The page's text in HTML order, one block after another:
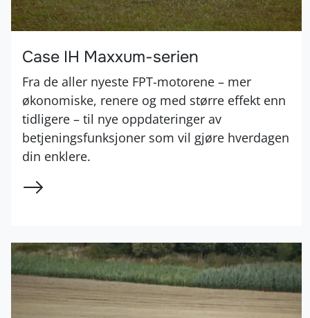
Case IH Maxxum-serien
Fra de aller nyeste FPT-motorene – mer
økonomiske, renere og med større effekt enn
tidligere – til nye oppdateringer av
betjeningsfunksjoner som vil gjøre hverdagen
din enklere.